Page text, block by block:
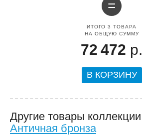
=
ИТОГО 3 ТОВАРА
НА ОБЩУЮ СУММУ
72 472 р.
В КОРЗИНУ
Другие товары коллекции
Античная бронза